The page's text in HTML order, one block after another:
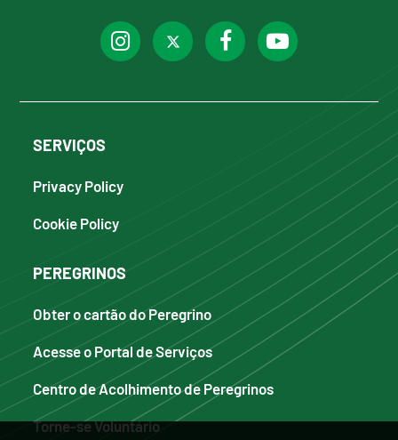
SERVIÇOS
Privacy Policy
Cookie Policy
PEREGRINOS
Obter o cartão do Peregrino
Acesse o Portal de Serviços
Centro de Acolhimento de Peregrinos
Torne-se Voluntário